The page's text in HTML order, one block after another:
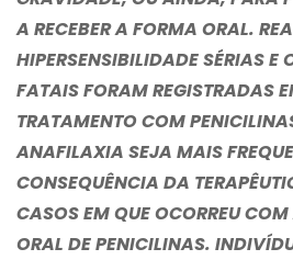
A RECEBER A FORMA ORAL.
HIPERSENSIBILIDADE SÉRIAS E
FATAIS FORAM REGISTRADAS
TRATAMENTO COM
ANAFILAXIA SEJA MAIS
CONSEQUÊNCIA DA
CASOS EM QUE OCORREU
ORAL DE PENICILINAS.